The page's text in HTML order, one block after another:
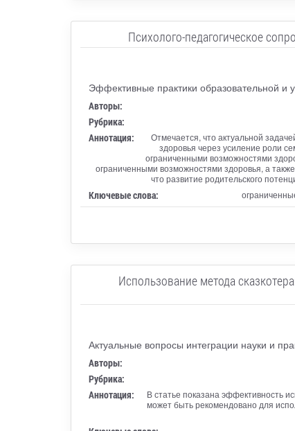
Психолого-педагогическое
Эффективные практики образовательной и
Авторы:
Рубрика:
Аннотация:
Отмечается, что актуальной
здоровья через усиление роли
ограниченными возможностями
ограниченными возможностями здоровья, а
что развитие родительского
Ключевые слова:
Использование метода
Актуальные вопросы интеграции науки и
Авторы:
Рубрика:
Аннотация:
В статье показана эффективность
может быть рекомендовано для